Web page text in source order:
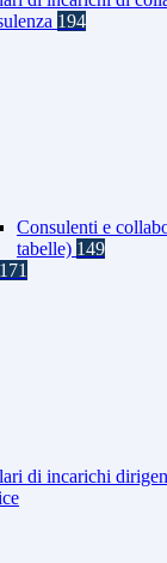
194
Consulenti e
tabelle) 149
171
di incarichi